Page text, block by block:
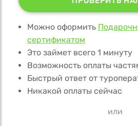
Можно оформить
сертификатом
Это займет всего 1 минуту
Возможность оплаты
Быстрый ответ от
Никакой оплаты сейчас
или